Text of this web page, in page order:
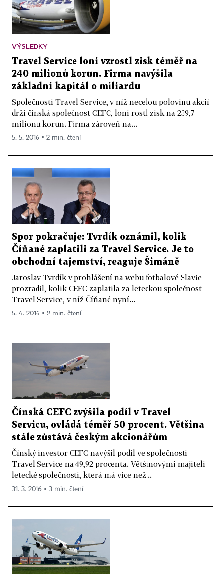
VÝSLEDKY
Travel Service loni vzrostl zisk téměř na
240 milionů korun. Firma navýšila
základní kapitál o miliardu
Společnosti Travel Service, v níž necelou polovinu akcií
drží čínská společnost CEFC, loni rostl zisk na 239,7
milionu korun. Firma zároveň na...
5. 5. 2016 ▪ 2 min. čtení
Spor pokračuje: Tvrdík oznámil, kolik
Číňané zaplatili za Travel Service. Je to
obchodní tajemství, reaguje Šimáně
Jaroslav Tvrdík v prohlášení na webu fotbalové Slavie
prozradil, kolik CEFC zaplatila za leteckou společnost
Travel Service, v níž Číňané nyní...
5. 4. 2016 ▪ 2 min. čtení
Čínská CEFC zvýšila podíl v Travel
Servicu, ovládá téměř 50 procent. Většina
stále zůstává českým akcionářům
Čínský investor CEFC navýšil podíl ve společnosti
Travel Service na 49,92 procenta. Většinovými majiteli
letecké společnosti, která má více než...
31. 3. 2016 ▪ 3 min. čtení